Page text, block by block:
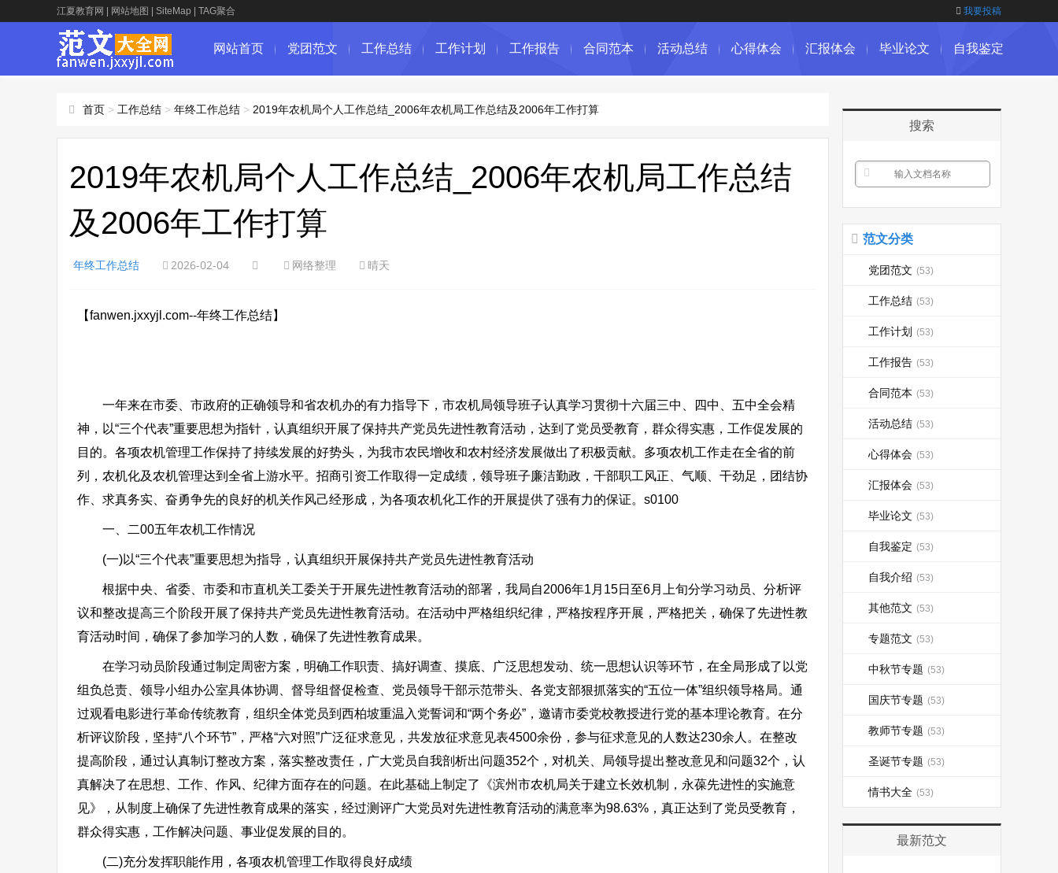
江夏教育网 网站地图 SiteMap TAG聚合 我要投稿
网站首页 党团范文 工作总结 工作计划 工作报告 合同范本 活动总结 心得体会 汇报体会 毕业论文 自我鉴定
首页 > 工作总结 > 年终工作总结 > 2019年农机局个人工作总结_2006年农机局工作总结及2006年工作打算
2019年农机局个人工作总结_2006年农机局工作总结
及2006年工作打算
年终工作总结 2026-02-04 网络整理 晴天
【fanwen.jxxyjl.com--年终工作总结】
一年来在市委、市政府的正确领导和省农机办的有力指导下，市农机局领导班子认真学习贯彻十六届三中、四中、五中全会精
神，以“三个代表”重要思想为指针，认真组织开展了保持共产党员先进性教育活动，达到了党员受教育，群众得实惠，工作促发展的
目的。各项农机管理工作保持了持续发展的好势头，为我市农民增收和农村经济发展做出了积极贡献。多项农机工作走在全省的前
列，农机化及农机管理达到全省上游水平。招商引资工作取得一定成绩，领导班子廉洁勤政，干部职工风正、气顺、干劲足，团结协
作、求真务实、奋勇争先的良好的机关作风己经形成，为各项农机化工作的开展提供了强有力的保证。s0100
一、二00五年农机工作情况
(一)以“三个代表”重要思想为指导，认真组织开展保持共产党员先进性教育活动
根据中央、省委、市委和市直机关工委关于开展先进性教育活动的部署，我局自2006年1月15日至6月上旬分学习动员、分析评
议和整改提高三个阶段开展了保持共产党员先进性教育活动。在活动中严格组织纪律，严格按程序开展，严格把关，确保了先进性教
育活动时间，确保了参加学习的人数，确保了先进性教育成果。
在学习动员阶段通过制定周密方案，明确工作职责、搞好调查、摸底、广泛思想发动、统一思想认识等环节，在全局形成了以党
组负总责、领导小组办公室具体协调、督导组督促检查、党员领导干部示范带头、各党支部狠抓落实的“五位一体”组织领导格局。通
过观看电影进行革命传统教育，组织全体党员到西柏坡重温入党誓词和“两个务必”，邀请市委党校教授进行党的基本理论教育。在分
析评议阶段，坚持“八个环节”，严格“六对照”广泛征求意见，共发放征求意见表4500余份，参与征求意见的人数达230余人。在整改
提高阶段，通过认真制订整改方案，落实整改责任，广大党员自我剖析出问题352个，对机关、局领导提出整改意见和问题32个，认
真解决了在思想、工作、作风、纪律方面存在的问题。在此基础上制定了《滨州市农机局关于建立长效机制，永葆先进性的实施意
见》，从制度上确保了先进性教育成果的落实，经过测评广大党员对先进性教育活动的满意率为98.63%，真正达到了党员受教育，
群众得实惠，工作解决问题、事业促发展的目的。
(二)充分发挥职能作用，各项农机管理工作取得良好成绩
搜索
范文分类
党团范文 (53)
工作总结 (53)
工作计划 (53)
工作报告 (53)
合同范本 (53)
活动总结 (53)
心得体会 (53)
汇报体会 (53)
毕业论文 (53)
自我鉴定 (53)
自我介绍 (53)
其他范文 (53)
专题范文 (53)
中秋节专题 (53)
国庆节专题 (53)
教师节专题 (53)
圣诞节专题 (53)
情书大全 (53)
最新范文